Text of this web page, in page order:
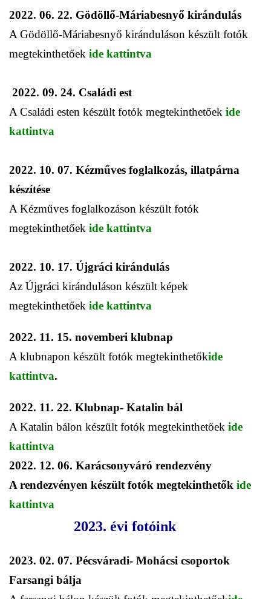
2022. 06. 22. Gödöllő-Máriabesnyő kirándulás
A Gödöllő-Máriabesnyő kiránduláson készült fotók
megtekinthetőek ide kattintva
2022. 09. 24. Családi est
A Családi esten készült fotók megtekinthetőek ide
kattintva
2022. 10. 07. Kézműves foglalkozás, illatpárna
készítése
A Kézműves foglalkozáson készült fotók
megtekinthetőek ide kattintva
2022. 10. 17. Újgráci kirándulás
Az Újgráci kiránduláson készült képek
megtekinthetőek ide kattintva
2022. 11. 15. novemberi klubnap
A klubnapon készült fotók megtekinthetőkide
kattintva.
2022. 11. 22. Klubnap- Katalin bál
A Katalin bálon készült fotók megtekinthetőek ide
kattintva
2022. 12. 06. Karácsonyváró rendezvény
A rendezvényen készült fotók megtekinthetők ide
kattintva
2023. évi fotóink
2023. 02. 07. Pécsváradi- Mohácsi csoportok
Farsangi bálja